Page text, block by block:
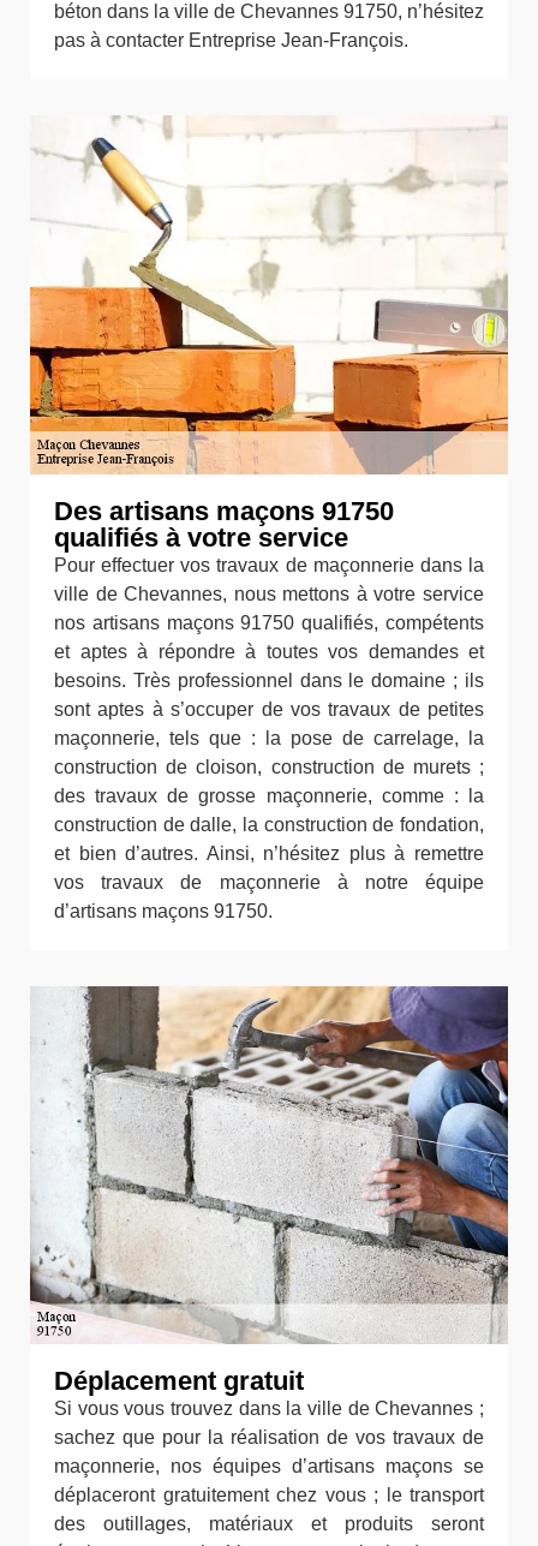
béton dans la ville de Chevannes 91750, n’hésitez
pas à contacter Entreprise Jean-François.
Des artisans maçons 91750
qualifiés à votre service
Pour effectuer vos travaux de maçonnerie dans la
ville de Chevannes, nous mettons à votre service
nos artisans maçons 91750 qualifiés, compétents
et aptes à répondre à toutes vos demandes et
besoins. Très professionnel dans le domaine ; ils
sont aptes à s’occuper de vos travaux de petites
maçonnerie, tels que : la pose de carrelage, la
construction de cloison, construction de murets ;
des travaux de grosse maçonnerie, comme : la
construction de dalle, la construction de fondation,
et bien d’autres. Ainsi, n’hésitez plus à remettre
vos travaux de maçonnerie à notre équipe
d’artisans maçons 91750.
Déplacement gratuit
Si vous vous trouvez dans la ville de Chevannes ;
sachez que pour la réalisation de vos travaux de
maçonnerie, nos équipes d’artisans maçons se
déplaceront gratuitement chez vous ; le transport
des outillages, matériaux et produits seront